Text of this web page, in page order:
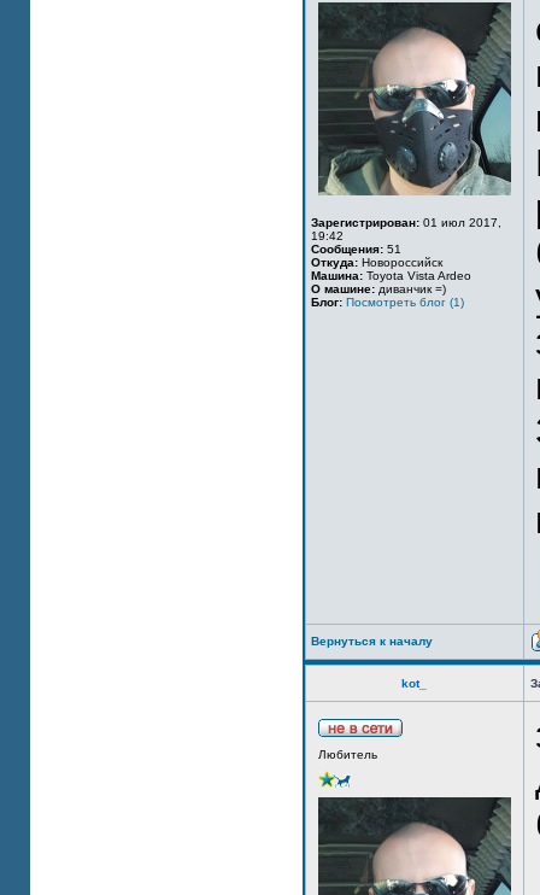
Зарегистрирован: 01 июл 2017,
19:42
Сообщения: 51
Откуда: Новороссийск
Машина: Toyota Vista Ardeo
О машине: диванчик =)
Блог: Посмотреть блог (1)
Вернуться к началу
kot_
Любитель